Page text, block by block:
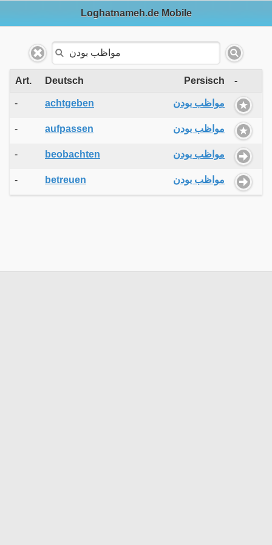
Loghatnameh.de Mobile
Art. Deutsch Persisch -
- achtgeben مواظب بودن
- aufpassen مواظب بودن
- beobachten مواظب بودن
- betreuen مواظب بودن